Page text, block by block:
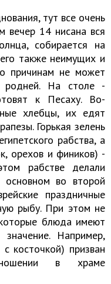
тут все очень
вечер 14 нисана вся
собирается на
также неимущих и
причинам не может
родней. На столе -
к Песаху. Во-
хлебцы, их едят
Горькая зелень
рабства, а
орехов и фиников) -
рабстве делали
во второй
праздничные
рыбу. При этом не
блюда имеют
значение. Например,
косточкой) призван
в храме